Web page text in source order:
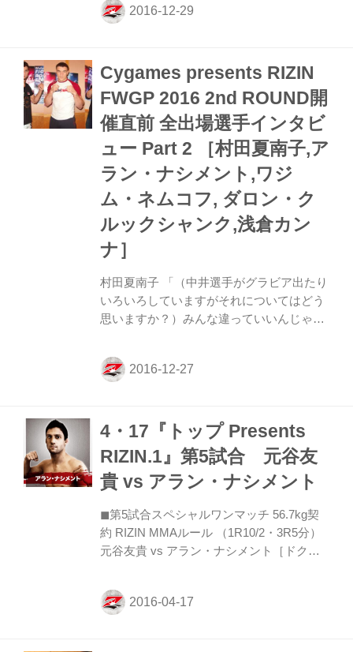
左右のフックと、左ハイと積極的に打撃勝
奪取し、ニンジャチョークを狙う。これは
極めるには至らずもグラウンドをコントロ
ールされながら防戦を強いられる元谷。し
かし下からオモプラッタでナシメントを固
めた元谷は上の態勢に。そしてバックから
パンチと肘を入れていく。さらにトップ...
Cygames presents RIZIN
FWGP 2016 2nd ROUND開
催直前 全出場選手インタビ
ュー Part 2 ［村田夏南子,ア
ラン・ナシメント,ワジ
ム・ネムコフ, ダロン・ク
ルックシャンク,浅倉カン
ナ］
村田夏南子 「（中井選手がグラビア出たり
いろいろしていますがそれについてはどう
思いますか？）みんな違っていいんじゃな
どうですか？ 村田 インフルエンザも無事
治って。今は大丈夫です。 ──その期間は
きゃっていう焦りがあったんですけど、焦
っても寝てなきゃいけないし、仕方がない
なって葛藤していました。 ──試合前にそ
ういう状態になるのは初めてですか？ 村田
の試合は特別意識することはありますか？
村田 いつも通りですね。 ──中井戦に向
け...
4・17『トップ Presents
RIZIN.1』第5試合 元谷友
貴 vs アラン・ナシメント
◼︎第5試合スペシャルワンマッチ 56.7kg契
約 RIZIN MMAルール （1R10/2・3R5分）
元谷友貴 vs アラン・ナシメント［ドクタ
体調不良で試合出場ができずノーコンテス
トとなったこの一戦。 対戦相手のナシメン